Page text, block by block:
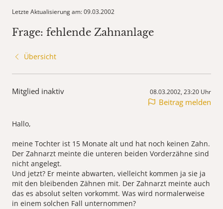
Letzte Aktualisierung am: 09.03.2002
Frage: fehlende Zahnanlage
Übersicht
Mitglied inaktiv 08.03.2002, 23:20 Uhr
Beitrag melden
Hallo,
meine Tochter ist 15 Monate alt und hat noch keinen Zahn.
Der Zahnarzt meinte die unteren beiden Vorderzähne sind
nicht angelegt.
Und jetzt? Er meinte abwarten, vielleicht kommen ja sie ja
mit den bleibenden Zähnen mit. Der Zahnarzt meinte auch
das es absolut selten vorkommt. Was wird normalerweise
in einem solchen Fall unternommen?